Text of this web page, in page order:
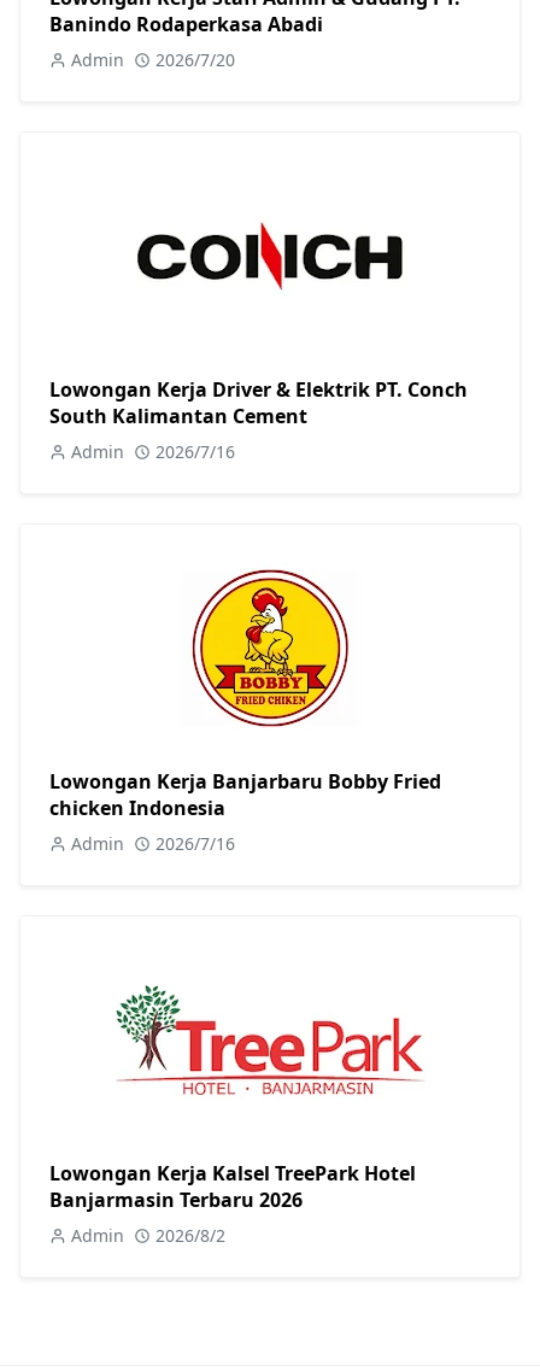
Banindo Rodaperkasa Abadi
Admin 2026/7/20
Lowongan Kerja Driver & Elektrik PT. Conch
South Kalimantan Cement
Admin 2026/7/16
Lowongan Kerja Banjarbaru Bobby Fried
chicken Indonesia
Admin 2026/7/16
Lowongan Kerja Kalsel TreePark Hotel
Banjarmasin Terbaru 2026
Admin 2026/8/2